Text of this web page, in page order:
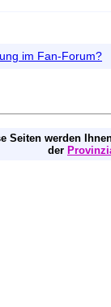
im Fan-Forum?
Seiten werden
der